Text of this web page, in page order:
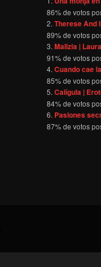
86% de votos
Therese And
89% de votos
Malizia |
91% de votos
Cuando cae
85% de votos
Calígula |
84% de votos
Pasiones
87% de votos